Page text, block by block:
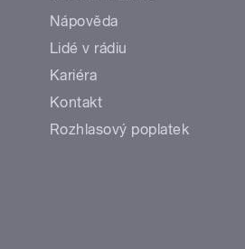
Nápověda
Lidé v rádiu
Kariéra
Kontakt
Rozhlasový poplatek